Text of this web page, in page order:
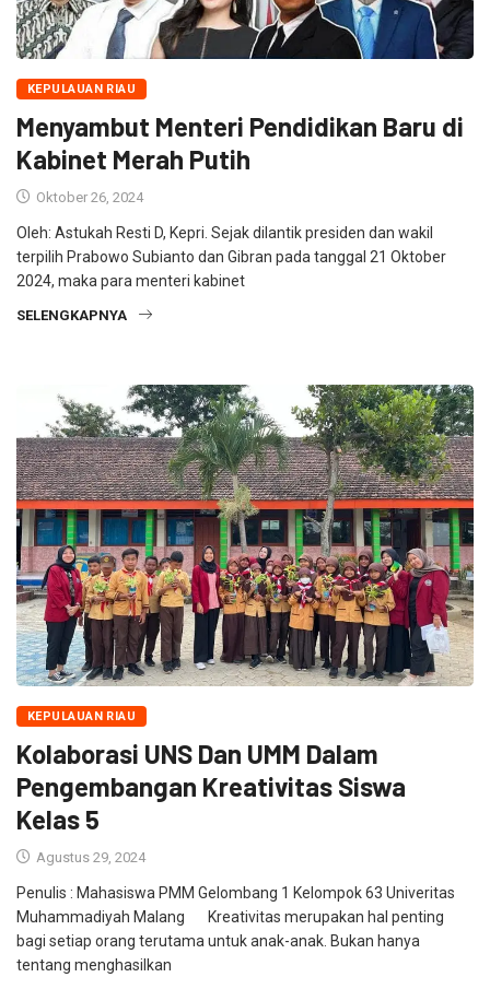
KEPULAUAN RIAU
Menyambut Menteri Pendidikan Baru di
Kabinet Merah Putih
Oktober 26, 2024
Oleh: Astukah Resti D, Kepri. Sejak dilantik presiden dan wakil
terpilih Prabowo Subianto dan Gibran pada tanggal 21 Oktober
2024, maka para menteri kabinet
SELENGKAPNYA
KEPULAUAN RIAU
Kolaborasi UNS Dan UMM Dalam
Pengembangan Kreativitas Siswa
Kelas 5
Agustus 29, 2024
Penulis : Mahasiswa PMM Gelombang 1 Kelompok 63 Univeritas
Muhammadiyah Malang Kreativitas merupakan hal penting
bagi setiap orang terutama untuk anak-anak. Bukan hanya
tentang menghasilkan